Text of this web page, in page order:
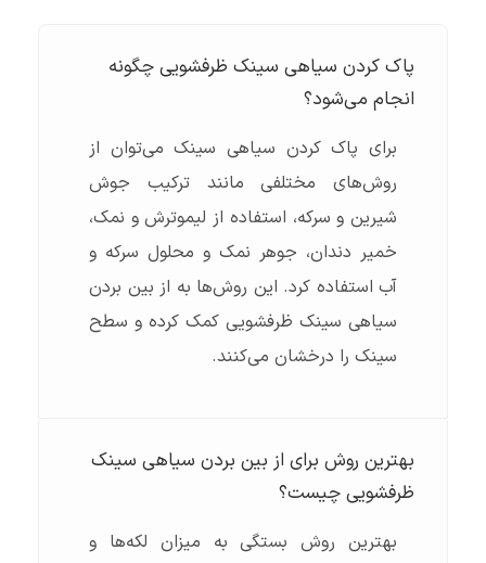
پاک کردن سیاهی سینک ظرفشویی چگونه
انجام می‌شود؟
برای پاک کردن سیاهی سینک می‌توان از
روش‌های مختلفی مانند ترکیب جوش
شیرین و سرکه، استفاده از لیموترش و نمک،
خمیر دندان، جوهر نمک و محلول سرکه و
آب استفاده کرد. این روش‌ها به از بین بردن
سیاهی سینک ظرفشویی کمک کرده و سطح
سینک را درخشان می‌کنند.
بهترین روش برای از بین بردن سیاهی سینک
ظرفشویی چیست؟
بهترین روش بستگی به میزان لکه‌ها و